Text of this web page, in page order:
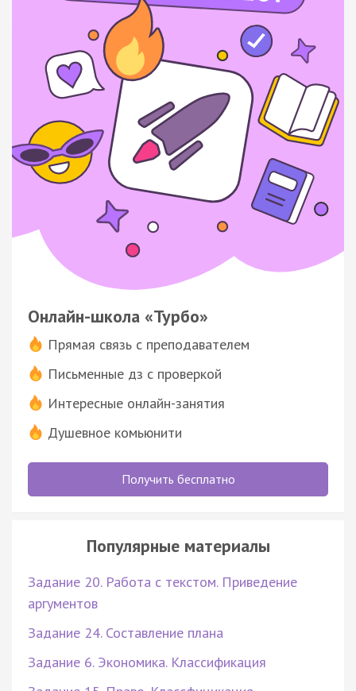
Онлайн-школа «Турбо»
Прямая связь с преподавателем
Письменные дз с проверкой
Интересные онлайн-занятия
Душевное комьюнити
Получить бесплатно
Популярные материалы
Задание 20. Работа с текстом. Приведение
аргументов
Задание 24. Составление плана
Задание 6. Экономика. Классификация